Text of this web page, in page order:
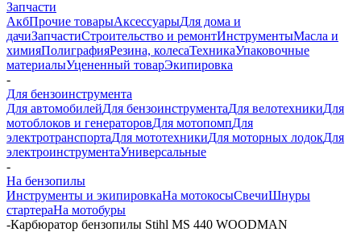
Запчасти
АкбПрочие товарыАксессуарыДля дома и
дачиЗапчастиСтроительство и ремонтИнструментыМасла и
химияПолиграфияРезина, колесаТехникаУпаковочные
материалыУцененный товарЭкипировка
-
Для бензоинструмента
Для автомобилейДля бензоинструментаДля велотехникиДля
мотоблоков и генераторовДля мотопомпДля
электротранспортаДля мототехникиДля моторных лодокДля
электроинструментаУниверсальные
-
На бензопилы
Инструменты и экипировкаНа мотокосыСвечиШнуры
стартераНа мотобуры
-Карбюратор бензопилы Stihl MS 440 WOODMAN